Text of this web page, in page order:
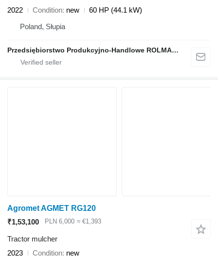
2022
Condition new
60 HP (44.1 kW)
Poland, Słupia
Przedsiębiorstwo Produkcyjno-Handlowe ROLMAPOL Marcin Dziekan
Agromet AGMET RG120
₹1,53,100
PLN 6,000 ≈ €1,393
Tractor mulcher
2023
Condition new